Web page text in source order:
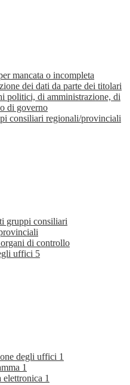
mancata o incompleta
dei dati da parte dei titolari
politici, di amministrazione, di
di governo
consiliari regionali/provinciali
gruppi consiliari
di controllo
uffici 5
degli uffici 1
1
elettronica 1